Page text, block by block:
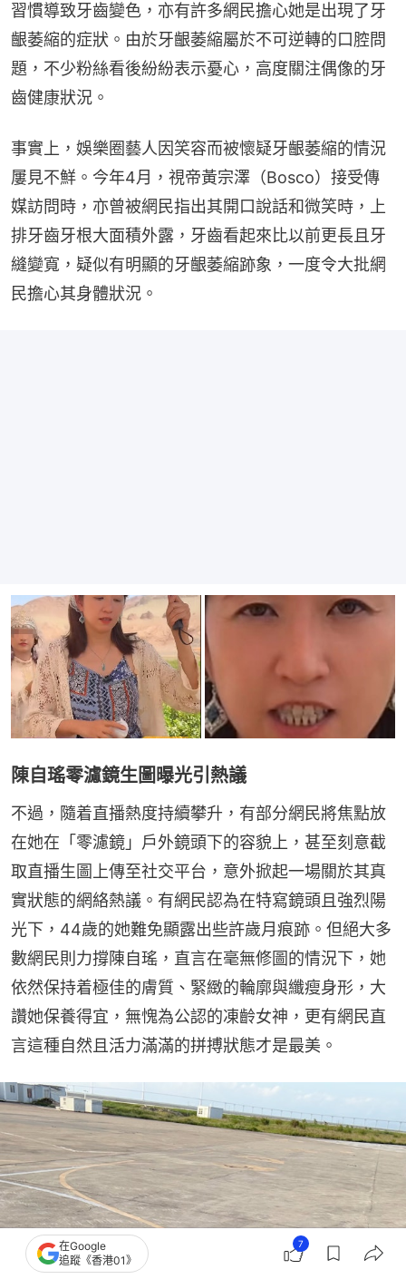
習慣導致牙齒變色，亦有許多網民擔心她是出現了牙
齦萎縮的症狀。由於牙齦萎縮屬於不可逆轉的口腔問
題，不少粉絲看後紛紛表示憂心，高度關注偶像的牙
齒健康狀況。
事實上，娛樂圈藝人因笑容而被懷疑牙齦萎縮的情況
屢見不鮮。今年4月，視帝黃宗澤（Bosco）接受傳
媒訪問時，亦曾被網民指出其開口說話和微笑時，上
排牙齒牙根大面積外露，牙齒看起來比以前更長且牙
縫變寬，疑似有明顯的牙齦萎縮跡象，一度令大批網
民擔心其身體狀況。
陳自瑤零濾鏡生圖曝光引熱議
不過，隨着直播熱度持續攀升，有部分網民將焦點放
在她在「零濾鏡」戶外鏡頭下的容貌上，甚至刻意截
取直播生圖上傳至社交平台，意外掀起一場關於其真
實狀態的網絡熱議。有網民認為在特寫鏡頭且強烈陽
光下，44歲的她難免顯露出些許歲月痕跡。但絕大多
數網民則力撐陳自瑤，直言在毫無修圖的情況下，她
依然保持着極佳的膚質、緊緻的輪廓與纖瘦身形，大
讚她保養得宜，無愧為公認的凍齡女神，更有網民直
言這種自然且活力滿滿的拼搏狀態才是最美。
在Google
追蹤《香港01》
7